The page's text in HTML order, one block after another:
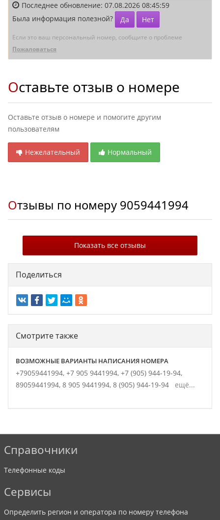
Последнее обновление: 07.08.2026 08:45:59
Была информация полезной?
Да Нет
Если это ваш персональный номер, сообщите о проблеме
Пожаловаться
Оставьте отзыв о номере
Оставьте отзыв о номере и помогите другим
пользователям
Нежелательный Нормальный
Отзывы по номеру 9059441994
Показать все отзывы
Поделиться
Смотрите также
ВОЗМОЖНЫЕ ВАРИАНТЫ НАПИСАНИЯ НОМЕРА
+79059441994, +7 905 9441994, +7 (905) 944-19-94,
89059441994, 8 905 9441994, 8 (905) 944-19-94 ещё...
Справочники
Телефонные коды
Сервисы
Определить регион и оператора по номеру телефона